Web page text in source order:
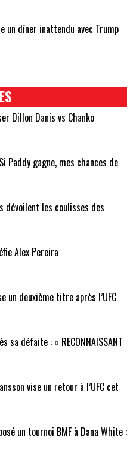
un dîner inattendu avec Trump
Dillon Danis vs Chanko
Paddy gagne, mes chances de
dévoilent les coulisses des
Alex Pereira
un deuxième titre après l’UFC
sa défaite : « RECONNAISSANT
vise un retour à l’UFC cet
un tournoi BMF à Dana White :